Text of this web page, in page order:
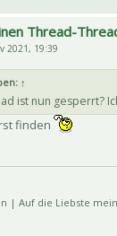
Thread-
2021, 19:39
↑
ist nun gesperrt?
finden
| Auf die Liebste